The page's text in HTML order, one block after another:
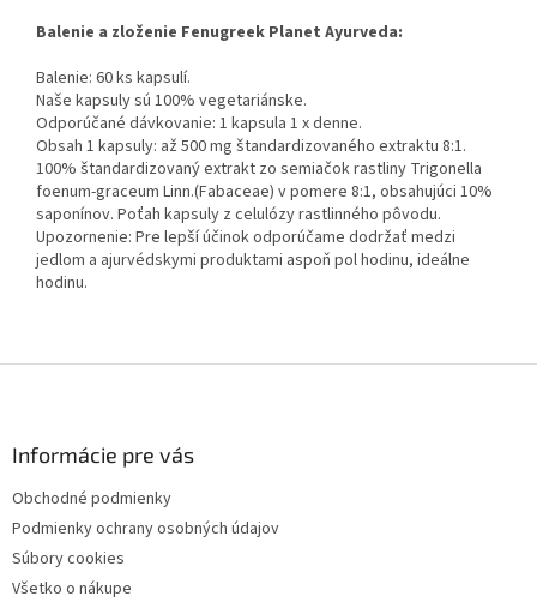
Balenie a zloženie Fenugreek Planet Ayurveda:
Balenie: 60 ks kapsulí.
Naše kapsuly sú 100% vegetariánske.
Odporúčané dávkovanie: 1 kapsula 1 x denne.
Obsah 1 kapsuly: až 500 mg štandardizovaného extraktu 8:1.
100% štandardizovaný extrakt zo semiačok rastliny Trigonella
foenum-graceum Linn.(Fabaceae) v pomere 8:1, obsahujúci 10%
saponínov. Poťah kapsuly z celulózy rastlinného pôvodu.
Upozornenie: Pre lepší účinok odporúčame dodržať medzi
jedlom a ajurvédskymi produktami aspoň pol hodinu, ideálne
hodinu.
Informácie pre vás
Obchodné podmienky
Podmienky ochrany osobných údajov
Súbory cookies
Všetko o nákupe